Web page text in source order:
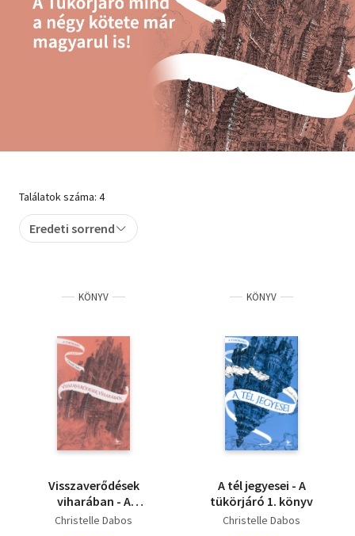
Irodalom
Művészet
Tankönyv, segédkönyv
Természettudomány
Találatok száma: 4
Eredeti sorrend
KÖNYV
Visszaverődések
viharában - A
tükörjáró 4. könyv
Christelle Dabos
KÖNYV
A tél jegyesei - A
tükörjáró 1. könyv
Christelle Dabos